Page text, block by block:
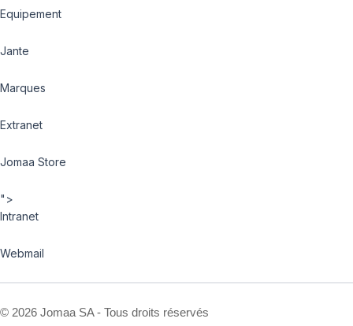
Equipement
Jante
Marques
Extranet
Jomaa Store
">
Intranet
Webmail
© 2026 Jomaa SA - Tous droits réservés